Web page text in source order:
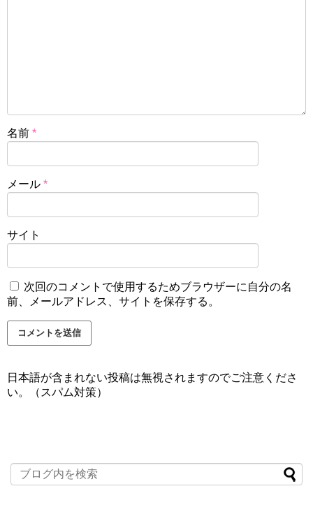
名前 *
メール *
サイト
次回のコメントで使用するためブラウザーに自分の名
前、メールアドレス、サイトを保存する。
日本語が含まれない投稿は無視されますのでご注意くださ
い。（スパム対策）